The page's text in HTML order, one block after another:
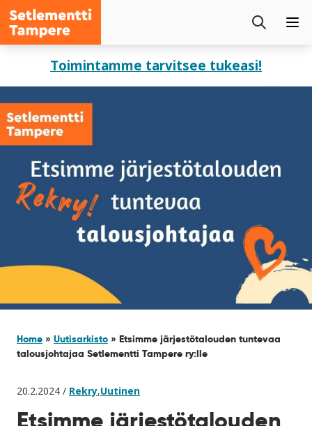
sisältöönToimintamme tarvitsee tukeasi!
Setlementti
Tampere
Etsi
Home » Uutisarkisto » Etsimme järjestötalouden tuntevaa
talousjohtajaa Setlementti Tampere ry:lle
20.2.2024 / Rekry,Uutinen
Etsimme järjestötalouden